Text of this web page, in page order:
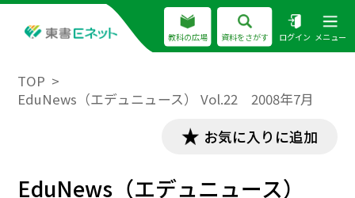
教科の広場 資料をさがす ログイン メニュー
TOP
EduNews（エデュニュース） Vol.22 2008年7月
お気に入りに追加
EduNews（エデュニュース）